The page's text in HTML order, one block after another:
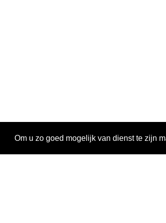
Om u zo goed mogelijk van dienst te zijn